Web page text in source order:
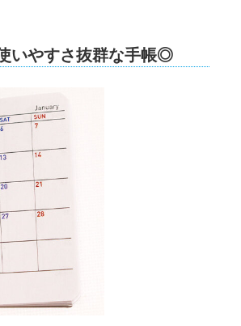
いやすさ抜群な手帳◎